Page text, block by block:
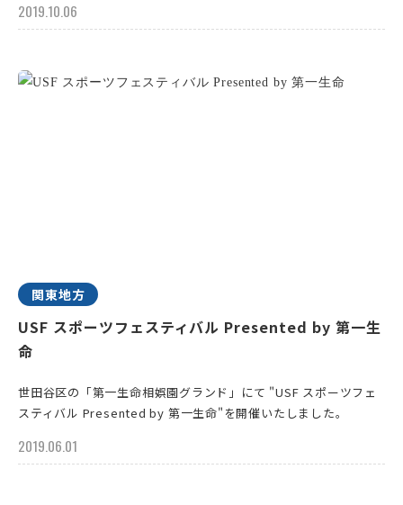
2019.10.06
関東地方
USF スポーツフェスティバル Presented by 第一生
命
世田谷区の「第一生命相娯園グランド」にて "USF スポーツフェ
スティバル Presented by 第一生命"を開催いたしました。
2019.06.01